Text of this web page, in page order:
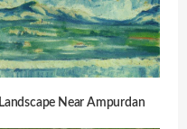
Landscape Near Ampurdan